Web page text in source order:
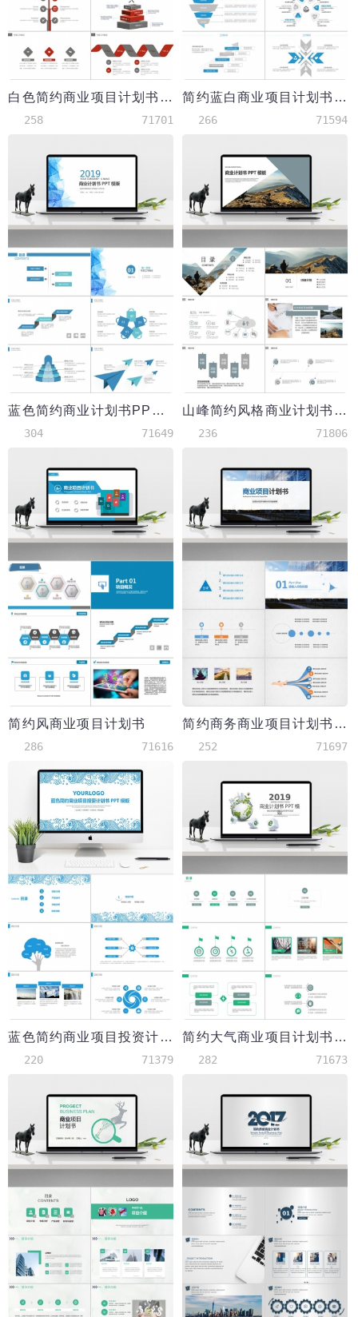
白色简约商业项目计划书PPT模板
258 71701
简约蓝白商业项目计划书PPT模板
266 71594
蓝色简约商业计划书PPT模板
304 71649
山峰简约风格商业计划书PPT模板
236 71806
简约风商业项目计划书
286 71616
简约商务商业项目计划书PPT模板
252 71697
蓝色简约商业项目投资计划书PPT模板
220 71379
简约大气商业项目计划书PPT模板
282 71673